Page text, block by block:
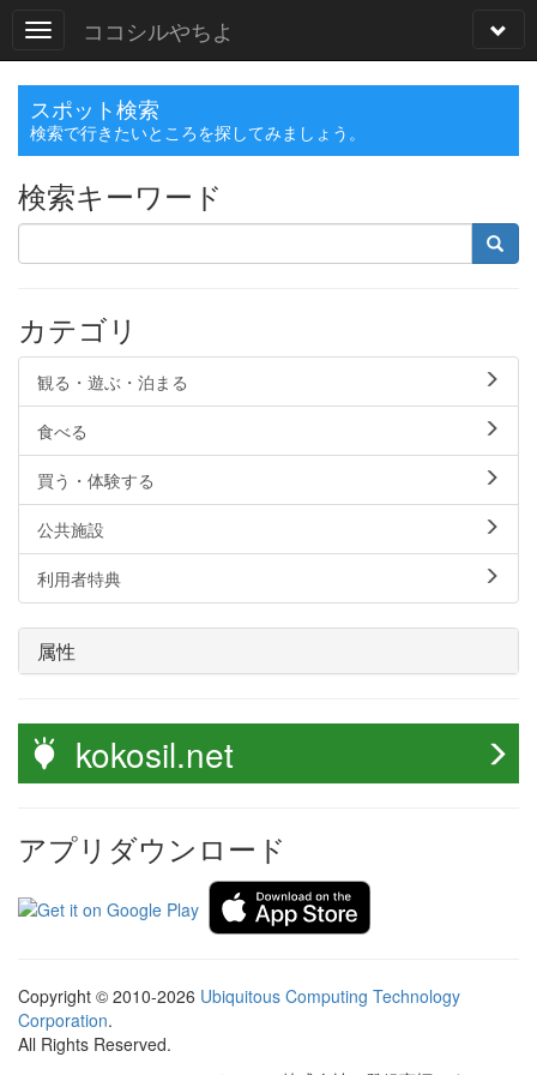
ココシルやちよ
スポット検索
検索で行きたいところを探してみましょう。
検索キーワード
カテゴリ
観る・遊ぶ・泊まる
食べる
買う・体験する
公共施設
利用者特典
属性
kokosil.net
アプリダウンロード
Copyright © 2010-2026 Ubiquitous Computing Technology
Corporation.
All Rights Reserved.